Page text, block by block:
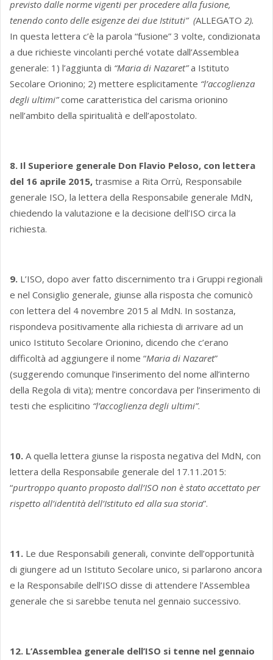
previsto dalle norme vigenti per procedere alla fusione,
tenendo conto delle esigenze dei due Istituti” (ALLEGATO 2).
In questa lettera c’è la parola “fusione” 3 volte, condizionata
a due richieste vincolanti perché votate dall’Assemblea
generale: 1) l’aggiunta di “Maria di Nazaret”a Istituto
Secolare Orionino; 2) mettere esplicitamente “l’accoglienza
degli ultimi”come caratteristica del carisma orionino
nell’ambito della spiritualità e dell’apostolato.
8. Il Superiore generale Don Flavio Peloso, con lettera
del 16 aprile 2015, trasmise a Rita Orrù, Responsabile
generale ISO, la lettera della Responsabile generale MdN,
chiedendo la valutazione e la decisione dell’ISO circa la
richiesta.
9. L’ISO, dopo aver fatto discernimento tra i Gruppi regionali
e nel Consiglio generale, giunse alla risposta che comunicò
con lettera del 4 novembre 2015 al MdN. In sostanza,
rispondeva positivamente alla richiesta di arrivare ad un
unico Istituto Secolare Orionino, dicendo che c’erano
difficoltà ad aggiungere il nome “Maria di Nazaret”
(suggerendo comunque l’inserimento del nome all’interno
della Regola di vita); mentre concordava per l’inserimento di
testi che esplicitino “l’accoglienza degli ultimi”.
10. A quella lettera giunse la risposta negativa del MdN, con
lettera della Responsabile generale del 17.11.2015:
“purtroppo quanto proposto dall’ISO non è stato accettato per
rispetto all’identità dell’Istituto ed alla sua storia”.
11. Le due Responsabili generali, convinte dell’opportunità
di giungere ad un Istituto Secolare unico, si parlarono ancora
e la Responsabile dell’ISO disse di attendere l’Assemblea
generale che si sarebbe tenuta nel gennaio successivo.
12. L’Assemblea generale dell’ISO si tenne nel gennaio